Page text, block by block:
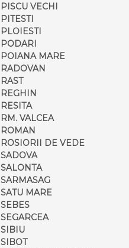
PISCU VECHI
PITESTI
PLOIESTI
PODARI
POIANA MARE
RADOVAN
RAST
REGHIN
RESITA
RM. VALCEA
ROMAN
ROSIORII DE VEDE
SADOVA
SALONTA
SARMASAG
SATU MARE
SEBES
SEGARCEA
SIBIU
SIBOT